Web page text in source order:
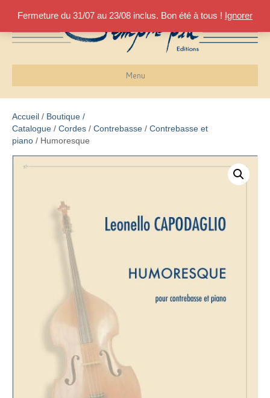
Fermeture du 31/07 au 23/08 inclus. Bon été à tous ! Ignorer
Menu
Accueil / Boutique /
Catalogue / Cordes / Contrebasse / Contrebasse et
piano / Humoresque